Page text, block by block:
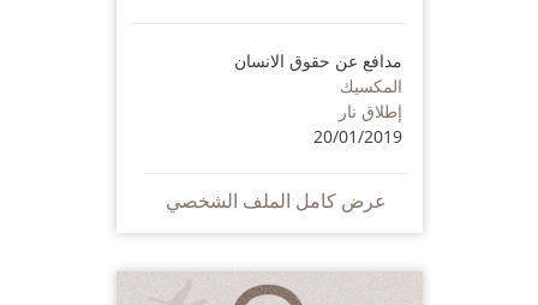
مدافع عن حقوق الانسان
المكسيك
إطلاق نار
20/01/2019
عرض كامل الملف الشخصي